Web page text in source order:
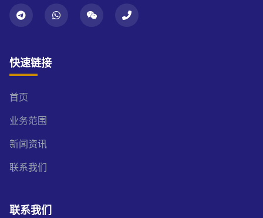
快速链接
首页
业务范围
新闻资讯
联系我们
联系我们